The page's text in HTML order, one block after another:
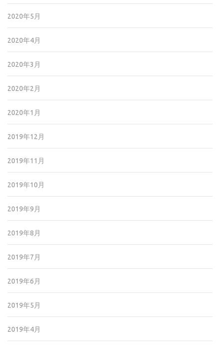
2020年5月
2020年4月
2020年3月
2020年2月
2020年1月
2019年12月
2019年11月
2019年10月
2019年9月
2019年8月
2019年7月
2019年6月
2019年5月
2019年4月